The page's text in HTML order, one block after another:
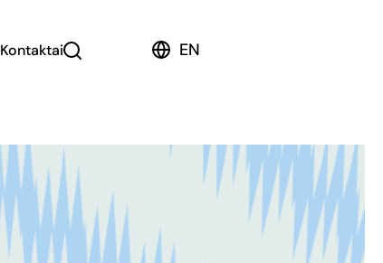
Kontaktai EN